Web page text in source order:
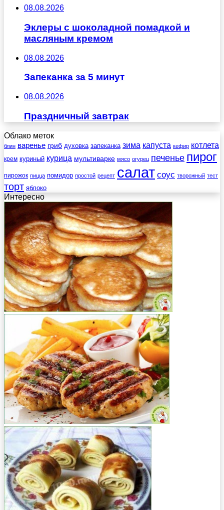
08.08.2026
Эклеры с шоколадной помадкой и
масляным кремом
08.08.2026
Запеканка за 5 минут
08.08.2026
Праздничный завтрак
Облако меток
блин варенье гриб духовка запеканка зима капуста кефир котлета
крем куриный курица мультиварке мясо огурец печенье пирог
пирожок пицца помидор простой рецепт салат соус творожный тест
торт яблоко
Интересно